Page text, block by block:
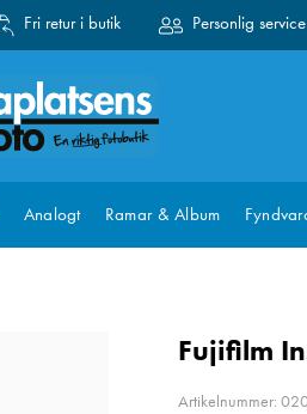
Fri retur i butik Personlig service
Analogt Ramar & Album
Fujifilm
Artikelnummer: